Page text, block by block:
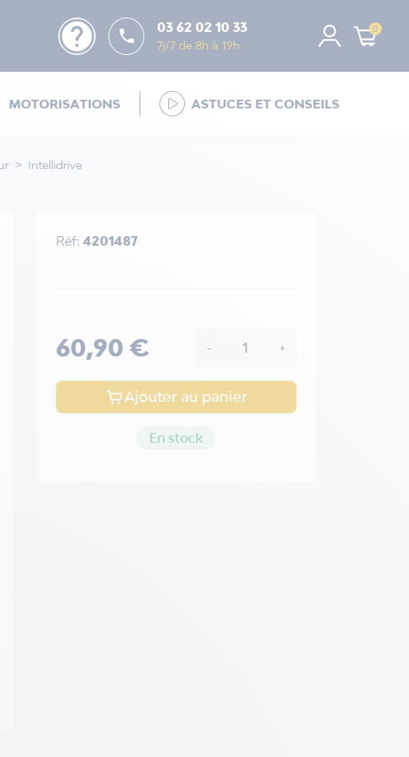
help  03 62 02 10 33
7j/7 de 8h à 19h
0
MOTORISATIONS ASTUCES ET CONSEILS
Intellidrive
Réf: 4201487
60,90 € - +
Ajouter au panier
En stock